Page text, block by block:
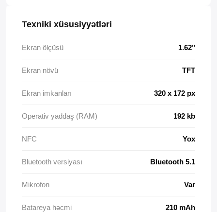
Texniki xüsusiyyətləri
Ekran ölçüsü 1.62"
Ekran növü TFT
Ekran imkanları 320 x 172 px
Operativ yaddaş (RAM) 192 kb
NFC Yox
Bluetooth versiyası Bluetooth 5.1
Mikrofon Var
Batareya həcmi 210 mAh